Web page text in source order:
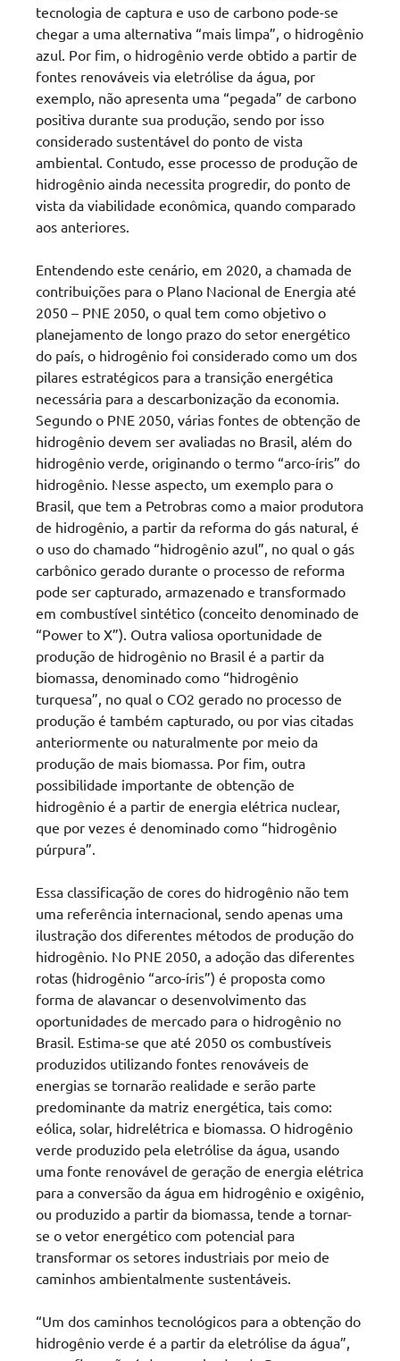
tecnologia de captura e uso de carbono pode-se
chegar a uma alternativa “mais limpa”, o hidrogênio
azul. Por fim, o hidrogênio verde obtido a partir de
fontes renováveis via eletrólise da água, por
exemplo, não apresenta uma “pegada” de carbono
positiva durante sua produção, sendo por isso
considerado sustentável do ponto de vista
ambiental. Contudo, esse processo de produção de
hidrogênio ainda necessita progredir, do ponto de
vista da viabilidade econômica, quando comparado
aos anteriores.
Entendendo este cenário, em 2020, a chamada de
contribuições para o Plano Nacional de Energia até
2050 – PNE 2050, o qual tem como objetivo o
planejamento de longo prazo do setor energético
do país, o hidrogênio foi considerado como um dos
pilares estratégicos para a transição energética
necessária para a descarbonização da economia.
Segundo o PNE 2050, várias fontes de obtenção de
hidrogênio devem ser avaliadas no Brasil, além do
hidrogênio verde, originando o termo “arco-íris” do
hidrogênio. Nesse aspecto, um exemplo para o
Brasil, que tem a Petrobras como a maior produtora
de hidrogênio, a partir da reforma do gás natural, é
o uso do chamado “hidrogênio azul”, no qual o gás
carbônico gerado durante o processo de reforma
pode ser capturado, armazenado e transformado
em combustível sintético (conceito denominado de
“Power to X”). Outra valiosa oportunidade de
produção de hidrogênio no Brasil é a partir da
biomassa, denominado como “hidrogênio
turquesa”, no qual o CO2 gerado no processo de
produção é também capturado, ou por vias citadas
anteriormente ou naturalmente por meio da
produção de mais biomassa. Por fim, outra
possibilidade importante de obtenção de
hidrogênio é a partir de energia elétrica nuclear,
que por vezes é denominado como “hidrogênio
púrpura”.
Essa classificação de cores do hidrogênio não tem
uma referência internacional, sendo apenas uma
ilustração dos diferentes métodos de produção do
hidrogênio. No PNE 2050, a adoção das diferentes
rotas (hidrogênio “arco-íris”) é proposta como
forma de alavancar o desenvolvimento das
oportunidades de mercado para o hidrogênio no
Brasil. Estima-se que até 2050 os combustíveis
produzidos utilizando fontes renováveis de
energias se tornarão realidade e serão parte
predominante da matriz energética, tais como:
eólica, solar, hidrelétrica e biomassa. O hidrogênio
verde produzido pela eletrólise da água, usando
uma fonte renovável de geração de energia elétrica
para a conversão da água em hidrogênio e oxigênio,
ou produzido a partir da biomassa, tende a tornar-
se o vetor energético com potencial para
transformar os setores industriais por meio de
caminhos ambientalmente sustentáveis.
“Um dos caminhos tecnológicos para a obtenção do
hidrogênio verde é a partir da eletrólise da água”,